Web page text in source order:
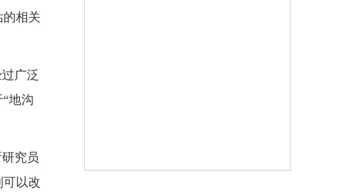
相关
广泛
地沟
究员
以改